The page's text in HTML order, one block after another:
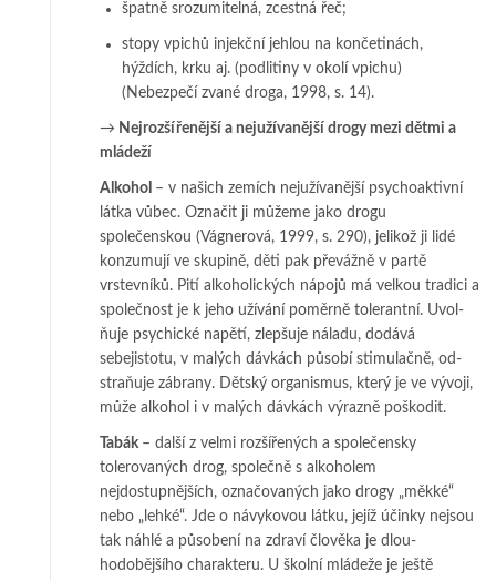
špatně srozumitelná, zcestná řeč;
stopy vpichů injekční jehlou na končetinách,
hýždích, krku aj. (podlitiny v oko­lí vpi­chu)
(Nebezpečí zvané droga, 1998, s. 14).
→ Nejrozšířenější a nejužívanější drogy mezi dětmi a
mládeží
Alkohol – v našich zemích nejužívanější psychoaktivní
látka vůbec. Označit ji mů­­že­me jako drogu
společenskou (Vágnerová, 1999, s. 290), jelikož ji lidé
kon­zumují ve skupině, děti pak převážně v partě
vrstevníků. Pití alkoholických ná­pojů má vel­kou tradici a
společnost je k jeho užívání poměrně tolerantní. Uvol­
ňuje psychické na­pětí, zlepšuje náladu, dodává
sebejistotu, v malých dáv­kách působí stimulačně, od­
straňuje zábrany. Dětský organismus, který je ve vý­voji,
může alkohol i v ma­lých dávkách výrazně poškodit.
Tabák – další z velmi rozšířených a společensky
tolerovaných drog, společně s al­­ko­holem
nejdostupnějších, označovaných jako drogy „měkké“
nebo „leh­ké“. Jde o ná­vykovou látku, jejíž účinky nejsou
tak náhlé a působení na zdraví člo­věka je dlou­
hodobějšího charakteru. U školní mládeže je ještě